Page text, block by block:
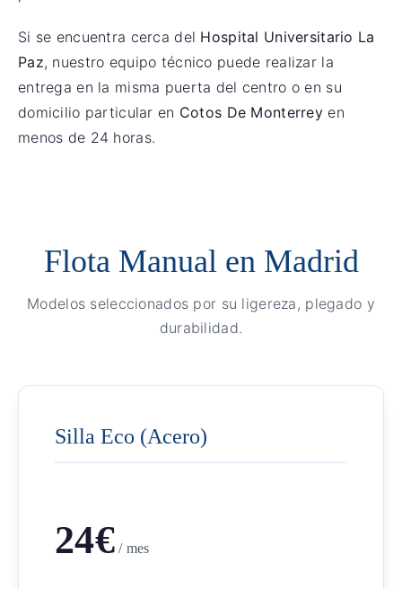
Si se encuentra cerca del Hospital Universitario La
Paz, nuestro equipo técnico puede realizar la
entrega en la misma puerta del centro o en su
domicilio particular en Cotos De Monterreyen
menos de 24 horas.
Flota Manual en Madrid
Modelos seleccionados por su ligereza, plegado y
durabilidad.
Silla Eco (Acero)
24€/ mes